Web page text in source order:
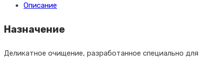
Shampoo
300
Шампунь
Описание
Назначение
Деликатное очищение, разработанное специально для